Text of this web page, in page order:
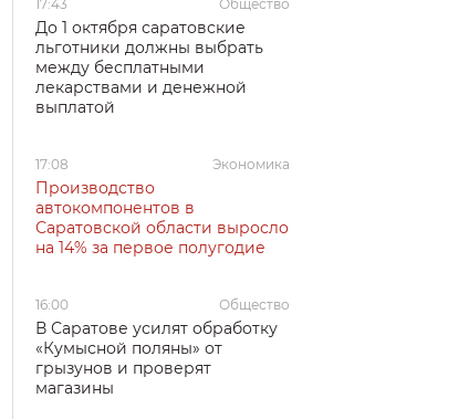
17:43 Общество
До 1 октября саратовские
льготники должны выбрать
между бесплатными
лекарствами и денежной
выплатой
17:08 Экономика
Производство
автокомпонентов в
Саратовской области выросло
на 14% за первое полугодие
16:00 Общество
В Саратове усилят обработку
«Кумысной поляны» от
грызунов и проверят
магазины